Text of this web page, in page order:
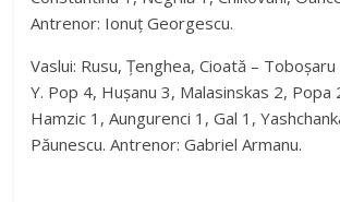
V
i
d
Antrenor: Ionuț Georgescu.
Vaslui: Rusu, Țenghea, Cioată –
Y. Pop 4, Hușanu 3, Malasinskas 2, Popa
Hamzic 1, Aungurenci 1, Gal 1,
Păunescu. Antrenor: Gabriel Armanu.